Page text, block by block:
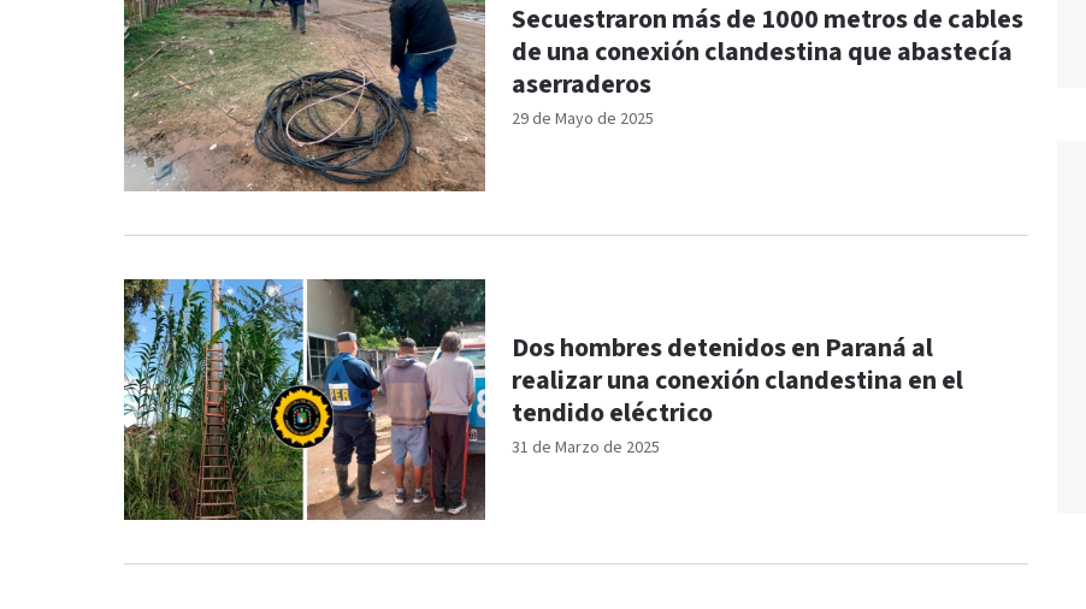
29 de Mayo de 2025
Secuestraron más de 1000 metros de cables
de una conexión clandestina que abastecía
aserraderos
31 de Marzo de 2025
Dos hombres detenidos en Paraná al
realizar una conexión clandestina en el
tendido eléctrico